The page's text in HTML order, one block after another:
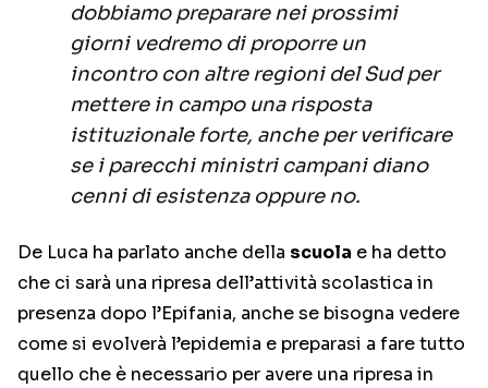
dobbiamo preparare nei prossimi
giorni vedremo di proporre un
incontro con altre regioni del Sud per
mettere in campo una risposta
istituzionale forte, anche per verificare
se i parecchi ministri campani diano
cenni di esistenza oppure no.
De Luca ha parlato anche della scuola e ha detto
che ci sarà una ripresa dell’attività scolastica in
presenza dopo l’Epifania, anche se bisogna vedere
come si evolverà l’epidemia e preparasi a fare tutto
quello che è necessario per avere una ripresa in